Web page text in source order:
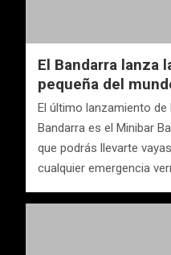
El Bandarra lanza
pequeña del
El último lanzamiento de
Bandarra es el Minibar
que podrás llevarte
cualquier emergencia